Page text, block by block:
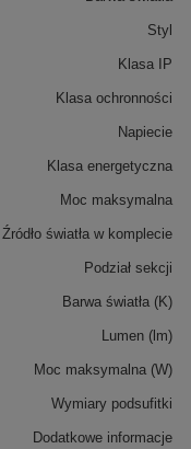
Styl
Klasa IP
Klasa ochronności
Napiecie
Klasa energetyczna
Moc maksymalna
Źródło światła w komplecie
Podział sekcji
Barwa światła (K)
Lumen (lm)
Moc maksymalna (W)
Wymiary podsufitki
Dodatkowe informacje